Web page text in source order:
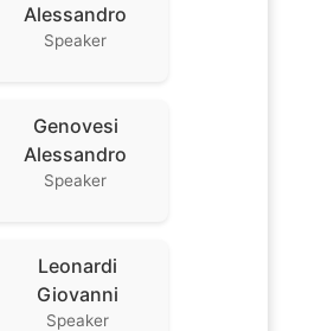
Alessandro
Speaker
Genovesi
Alessandro
Speaker
Leonardi
Giovanni
Speaker